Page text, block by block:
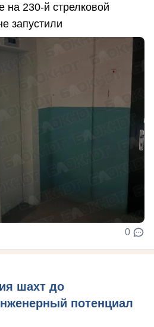
230-й стрелковой
запустили
0
шахт до
потенциал